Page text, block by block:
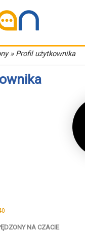
» Profil użytkownika
NA CZACIE